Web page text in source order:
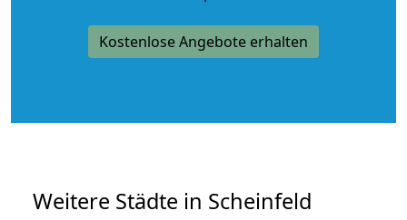
Kostenlose Angebote erhalten
Weitere Städte in Scheinfeld